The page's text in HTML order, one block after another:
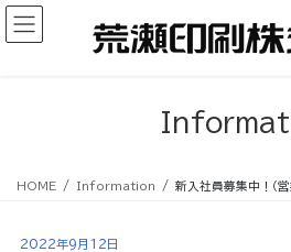
コ
ナ
ビ
HOME Information 新入社員募集中！（営
2022年9月12日